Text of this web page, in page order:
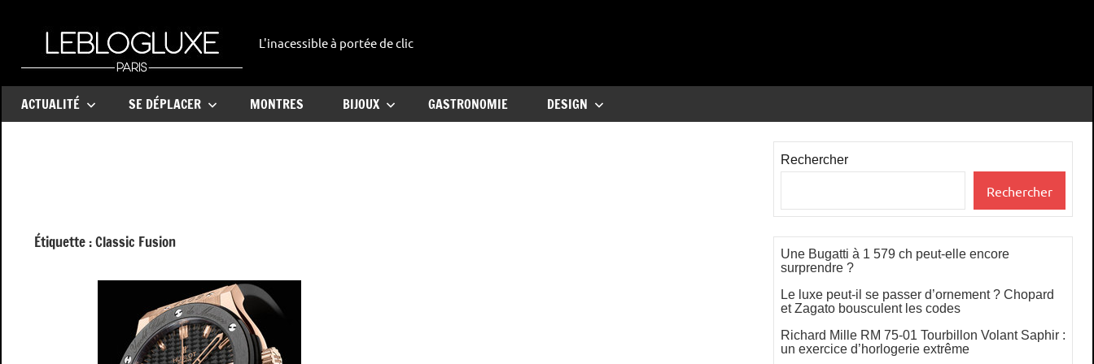
contenu
leblogluxe
L'inacessible à portée de clic
ACTUALITÉ SE DÉPLACER MONTRES BIJOUX GASTRONOMIE DESIGN
Étiquette :Classic Fusion
Rechercher
Rechercher
Une Bugatti à 1 579 ch peut-elle encore
surprendre ?
Le luxe peut-il se passer d’ornement ? Chopard
et Zagato bousculent les codes
Richard Mille RM 75-01 Tourbillon Volant Saphir :
un exercice d’horlogerie extrême